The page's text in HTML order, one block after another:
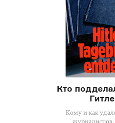
Кто
Кому и как